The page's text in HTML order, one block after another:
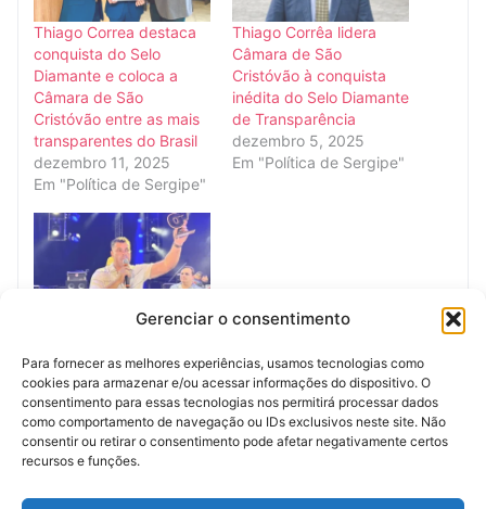
Gerenciar o consentimento
Para fornecer as melhores experiências, usamos tecnologias como
cookies para armazenar e/ou acessar informações do dispositivo. O
consentimento para essas tecnologias nos permitirá processar dados
como comportamento de navegação ou IDs exclusivos neste site. Não
consentir ou retirar o consentimento pode afetar negativamente certos
recursos e funções.
Thiago Correa destaca
conquista do Selo
Diamante e coloca a
Câmara de São
Cristóvão entre as mais
transparentes do Brasil
dezembro 11, 2025
Em "Política de Sergipe"
Thiago Corrêa lidera
Câmara de São
Cristóvão à conquista
inédita do Selo Diamante
de Transparência
dezembro 5, 2025
Em "Política de Sergipe"
Rogério Sobral garante
Ribeirópolis atingir
96,97% de
transparência pública
dezembro 5, 2025
Em "Política de Sergipe"